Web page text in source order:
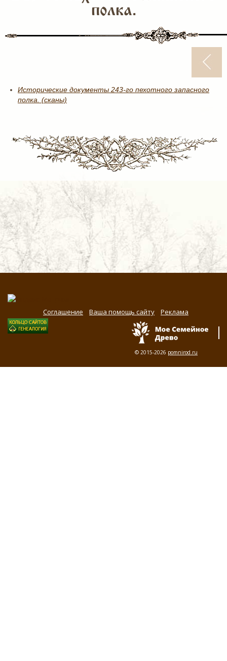
полка.
Исторические документы 243-го пехотного запасного
полка. (сканы)
Соглашение Ваша помощь сайту Реклама
© 2015-2026 pomnirod.ru